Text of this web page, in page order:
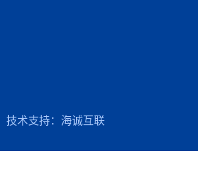
技术支持：海诚互联